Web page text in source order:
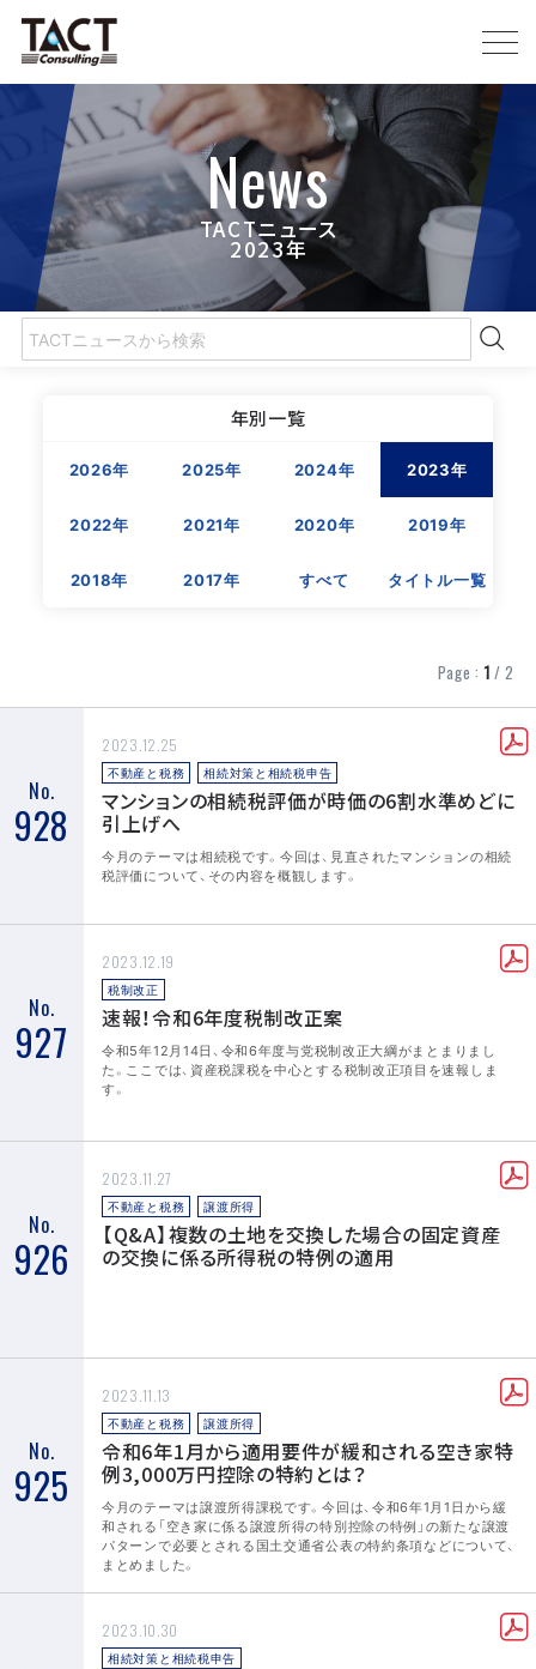
News
TACTニュース
2023年
年別一覧
2026年 2025年 2024年 2023年
2022年 2021年 2020年 2019年
2018年 2017年 すべて タイトル一覧
Page :1 / 2
No.
928
2023.12.25
不動産と税務 相続対策と相続税申告
マンションの相続税評価が時価の6割水準めどに
引上げへ
今月のテーマは相続税です。今回は、見直されたマンションの相続
税評価について、その内容を概観します。
No.
927
2023.12.19
税制改正
速報！令和6年度税制改正案
令和5年12月14日、令和6年度与党税制改正大綱がまとまりまし
た。ここでは、資産税課税を中心とする税制改正項目を速報しま
す。
No.
926
2023.11.27
不動産と税務 譲渡所得
【Q&A】複数の土地を交換した場合の固定資産
の交換に係る所得税の特例の適用
No.
925
2023.11.13
不動産と税務 譲渡所得
令和6年1月から適用要件が緩和される空き家特
例3,000万円控除の特約とは？
今月のテーマは譲渡所得課税です。今回は、令和6年1月1日から緩
和される「空き家に係る譲渡所得の特別控除の特例」の新たな譲渡
パターンで必要とされる国土交通省公表の特約条項などについて、
まとめました。
2023.10.30
相続対策と相続税申告